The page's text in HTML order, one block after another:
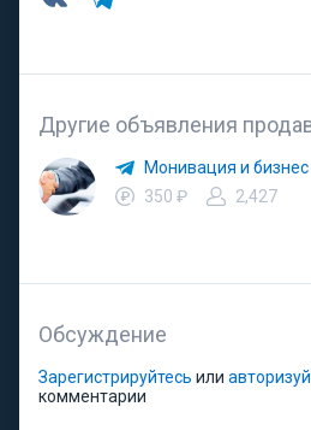
Другие объявления
Монивация и бизнес
350 ₽
2,427
Обсуждение
Зарегистрируйтесь или
комментарии